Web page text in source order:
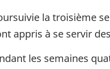
la troisième
appris à se servir
les semaines